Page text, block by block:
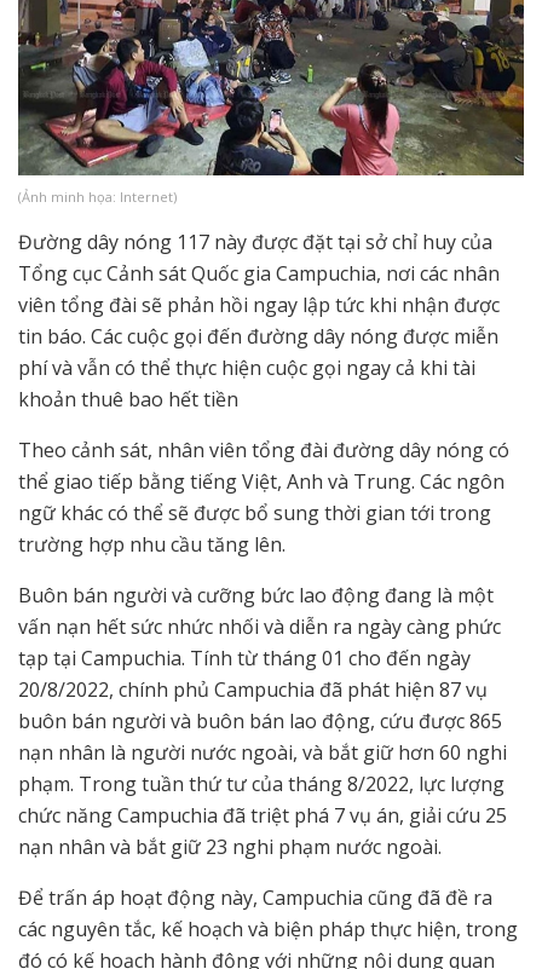
(Ảnh minh họa: Internet)
Đường dây nóng 117 này được đặt tại sở chỉ huy của
Tổng cục Cảnh sát Quốc gia Campuchia, nơi các nhân
viên tổng đài sẽ phản hồi ngay lập tức khi nhận được
tin báo. Các cuộc gọi đến đường dây nóng được miễn
phí và vẫn có thể thực hiện cuộc gọi ngay cả khi tài
khoản thuê bao hết tiền
Theo cảnh sát, nhân viên tổng đài đường dây nóng có
thể giao tiếp bằng tiếng Việt, Anh và Trung. Các ngôn
ngữ khác có thể sẽ được bổ sung thời gian tới trong
trường hợp nhu cầu tăng lên.
Buôn bán người và cưỡng bức lao động đang là một
vấn nạn hết sức nhức nhối và diễn ra ngày càng phức
tạp tại Campuchia. Tính từ tháng 01 cho đến ngày
20/8/2022, chính phủ Campuchia đã phát hiện 87 vụ
buôn bán người và buôn bán lao động, cứu được 865
nạn nhân là người nước ngoài, và bắt giữ hơn 60 nghi
phạm. Trong tuần thứ tư của tháng 8/2022, lực lượng
chức năng Campuchia đã triệt phá 7 vụ án, giải cứu 25
nạn nhân và bắt giữ 23 nghi phạm nước ngoài.
Để trấn áp hoạt động này, Campuchia cũng đã đề ra
các nguyên tắc, kế hoạch và biện pháp thực hiện, trong
đó có kế hoạch hành động với những nội dung quan